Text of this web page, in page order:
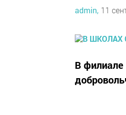
admin, 11
​​​​​​​В филиале